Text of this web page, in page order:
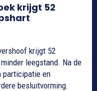
krijgt 52
krijgt 52
leegstand. Na de
participatie en
besluitvorming.